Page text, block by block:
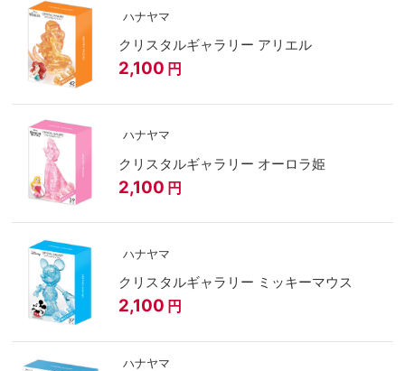
ハナヤマ
クリスタルギャラリー アリエル
2,100 円
ハナヤマ
クリスタルギャラリー オーロラ姫
2,100 円
ハナヤマ
クリスタルギャラリー ミッキーマウス
2,100 円
ハナヤマ